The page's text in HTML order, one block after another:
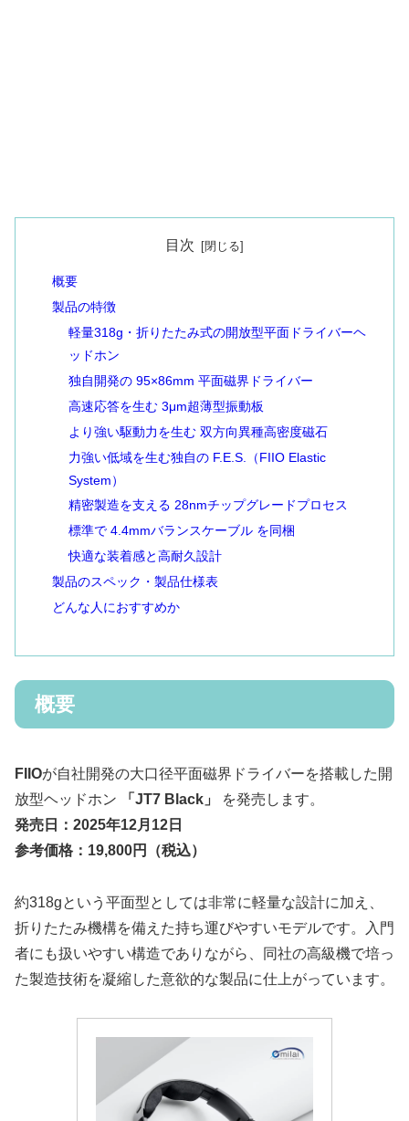
目次
概要
製品の特徴
軽量318g・折りたたみ式の開放型平面ドライバーヘ
ッドホン
独自開発の 95×86mm 平面磁界ドライバー
高速応答を生む 3μm超薄型振動板
より強い駆動力を生む 双方向異種高密度磁石
力強い低域を生む独自の F.E.S.（FIIO Elastic
System）
精密製造を支える 28nmチップグレードプロセス
標準で 4.4mmバランスケーブル を同梱
快適な装着感と高耐久設計
製品のスペック・製品仕様表
どんな人におすすめか
概要
FIIOが自社開発の大口径平面磁界ドライバーを搭載した開
放型ヘッドホン
「JT7 Black」
を発売します。
発売日：2025年12月12日
参考価格：19,800円（税込）
約318gという平面型としては非常に軽量な設計に加え、
折りたたみ機構を備えた持ち運びやすいモデルです。入門
者にも扱いやすい構造でありながら、同社の高級機で培っ
た製造技術を凝縮した意欲的な製品に仕上がっています。